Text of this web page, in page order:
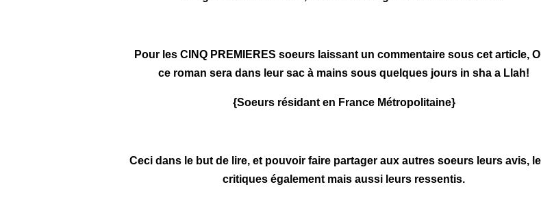
Pour les CINQ PREMIERES soeurs laissant un commentaire sous cet article,
ce roman sera dans leur sac à mains sous quelques jours in sha a Llah!
{Soeurs résidant en France Métropolitaine}
Ceci dans le but de lire, et pouvoir faire partager aux autres soeurs leurs avis,
critiques également mais aussi leurs ressentis.